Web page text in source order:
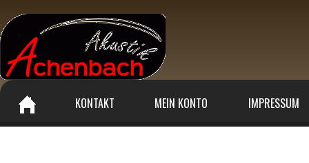
KONTAKT MEIN KONTO IMPRESSUM